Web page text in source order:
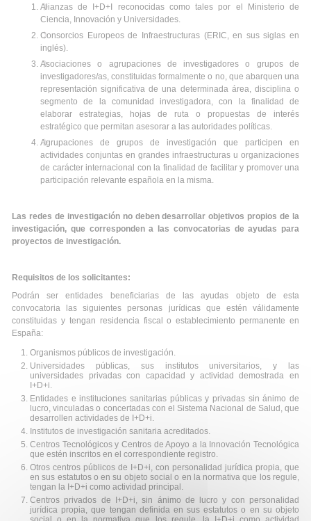
Alianzas de I+D+I reconocidas como tales por el Ministerio de
Ciencia, Innovación y Universidades.
Consorcios Europeos de Infraestructuras (ERIC, en sus siglas en
inglés).
Asociaciones o agrupaciones de investigadores o grupos de
investigadores/as, constituidas formalmente o no, que abarquen una
representación significativa de una determinada área, disciplina o
segmento de la comunidad investigadora, con la finalidad de
elaborar estrategias, hojas de ruta o propuestas de interés
estratégico que permitan asesorar a las autoridades políticas.
Agrupaciones de grupos de investigación que participen en
actividades conjuntas en grandes infraestructuras u organizaciones
de carácter internacional con la finalidad de facilitar y promover una
participación relevante española en la misma.
Las redes de investigación no deben desarrollar objetivos propios de la
investigación, que corresponden a las convocatorias de ayudas para
proyectos de investigación.
Requisitos de los solicitantes:
Podrán ser entidades beneficiarias de las ayudas objeto de esta
convocatoria las siguientes personas jurídicas que estén válidamente
constituidas y tengan residencia fiscal o establecimiento permanente en
España:
Organismos públicos de investigación.
Universidades públicas, sus institutos universitarios, y las
universidades privadas con capacidad y actividad demostrada en
I+D+i.
Entidades e instituciones sanitarias públicas y privadas sin ánimo de
lucro, vinculadas o concertadas con el Sistema Nacional de Salud, que
desarrollen actividades de I+D+i.
Institutos de investigación sanitaria acreditados.
Centros Tecnológicos y Centros de Apoyo a la Innovación Tecnológica
que estén inscritos en el correspondiente registro.
Otros centros públicos de I+D+i, con personalidad jurídica propia, que
en sus estatutos o en su objeto social o en la normativa que los regule,
tengan la I+D+i como actividad principal.
Centros privados de I+D+i, sin ánimo de lucro y con personalidad
jurídica propia, que tengan definida en sus estatutos o en su objeto